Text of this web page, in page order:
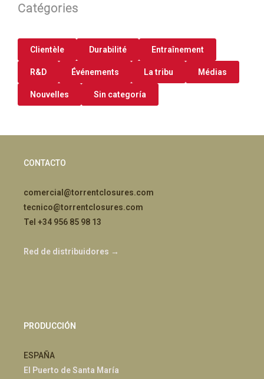
Catégories
Clientèle Durabilité Entraînement
R&D Événements La tribu Médias
Nouvelles Sin categoría
CONTACTO
comercial@torrentclosures.com
tecnico@torrentclosures.com
Tel +34 956 85 98 13
Red de distribuidores →
PRODUCCIÓN
ESPAÑA
El Puerto de Santa María